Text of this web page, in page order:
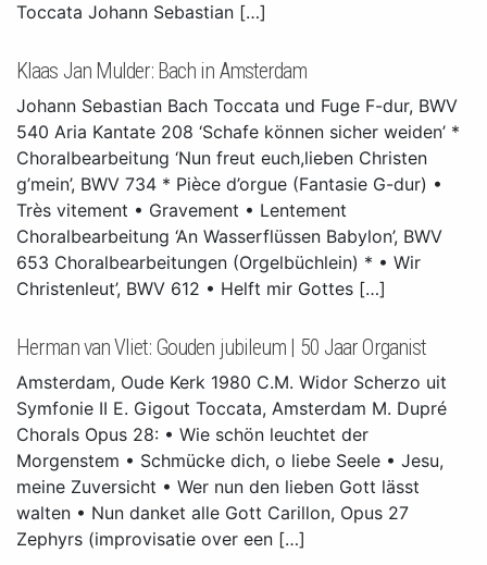
Toccata Johann Sebastian […]
Klaas Jan Mulder: Bach in Amsterdam
Johann Sebastian Bach Toccata und Fuge F-dur, BWV
540 Aria Kantate 208 ‘Schafe können sicher weiden’ *
Choralbearbeitung ‘Nun freut euch,lieben Christen
g’mein’, BWV 734 * Pièce d’orgue (Fantasie G-dur) •
Très vitement • Gravement • Lentement
Choralbearbeitung ‘An Wasserflüssen Babylon’, BWV
653 Choralbearbeitungen (Orgelbüchlein) * • Wir
Christenleut’, BWV 612 • Helft mir Gottes […]
Herman van Vliet: Gouden jubileum | 50 Jaar Organist
Amsterdam, Oude Kerk 1980 C.M. Widor Scherzo uit
Symfonie II E. Gigout Toccata, Amsterdam M. Dupré
Chorals Opus 28: • Wie schön leuchtet der
Morgenstem • Schmücke dich, o liebe Seele • Jesu,
meine Zuversicht • Wer nun den lieben Gott lässt
walten • Nun danket alle Gott Carillon, Opus 27
Zephyrs (improvisatie over een […]